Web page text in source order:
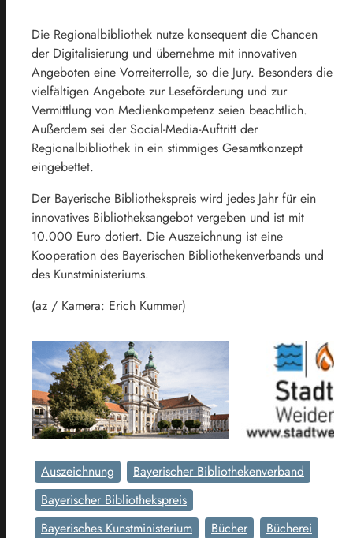
Die Regionalbibliothek nutze konsequent die Chancen
der Digitalisierung und übernehme mit innovativen
Angeboten eine Vorreiterrolle, so die Jury. Besonders die
vielfältigen Angebote zur Leseförderung und zur
Vermittlung von Medienkompetenz seien beachtlich.
Außerdem sei der Social-Media-Auftritt der
Regionalbibliothek in ein stimmiges Gesamtkonzept
eingebettet.
Der Bayerische Bibliothekspreis wird jedes Jahr für ein
innovatives Bibliotheksangebot vergeben und ist mit
10.000 Euro dotiert. Die Auszeichnung ist eine
Kooperation des Bayerischen Bibliothekenverbands und
des Kunstministeriums.
(az / Kamera: Erich Kummer)
Auszeichnung
Bayerischer Bibliothekenverband
Bayerischer Bibliothekspreis
Bayerisches Kunstministerium
Bücher
Bücherei